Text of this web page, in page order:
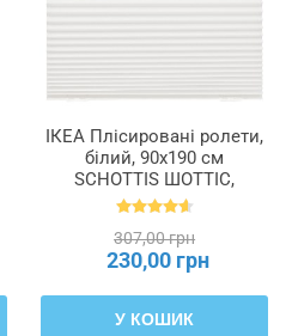
ІКЕА Плісировані ролети,
білий, 90x190 см
SCHOTTIS ШОТТІС,
202.422.82
307,00 грн
230,00 грн
У КОШИК